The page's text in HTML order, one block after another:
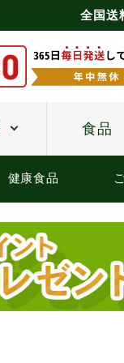
全国送
食品
健康食品